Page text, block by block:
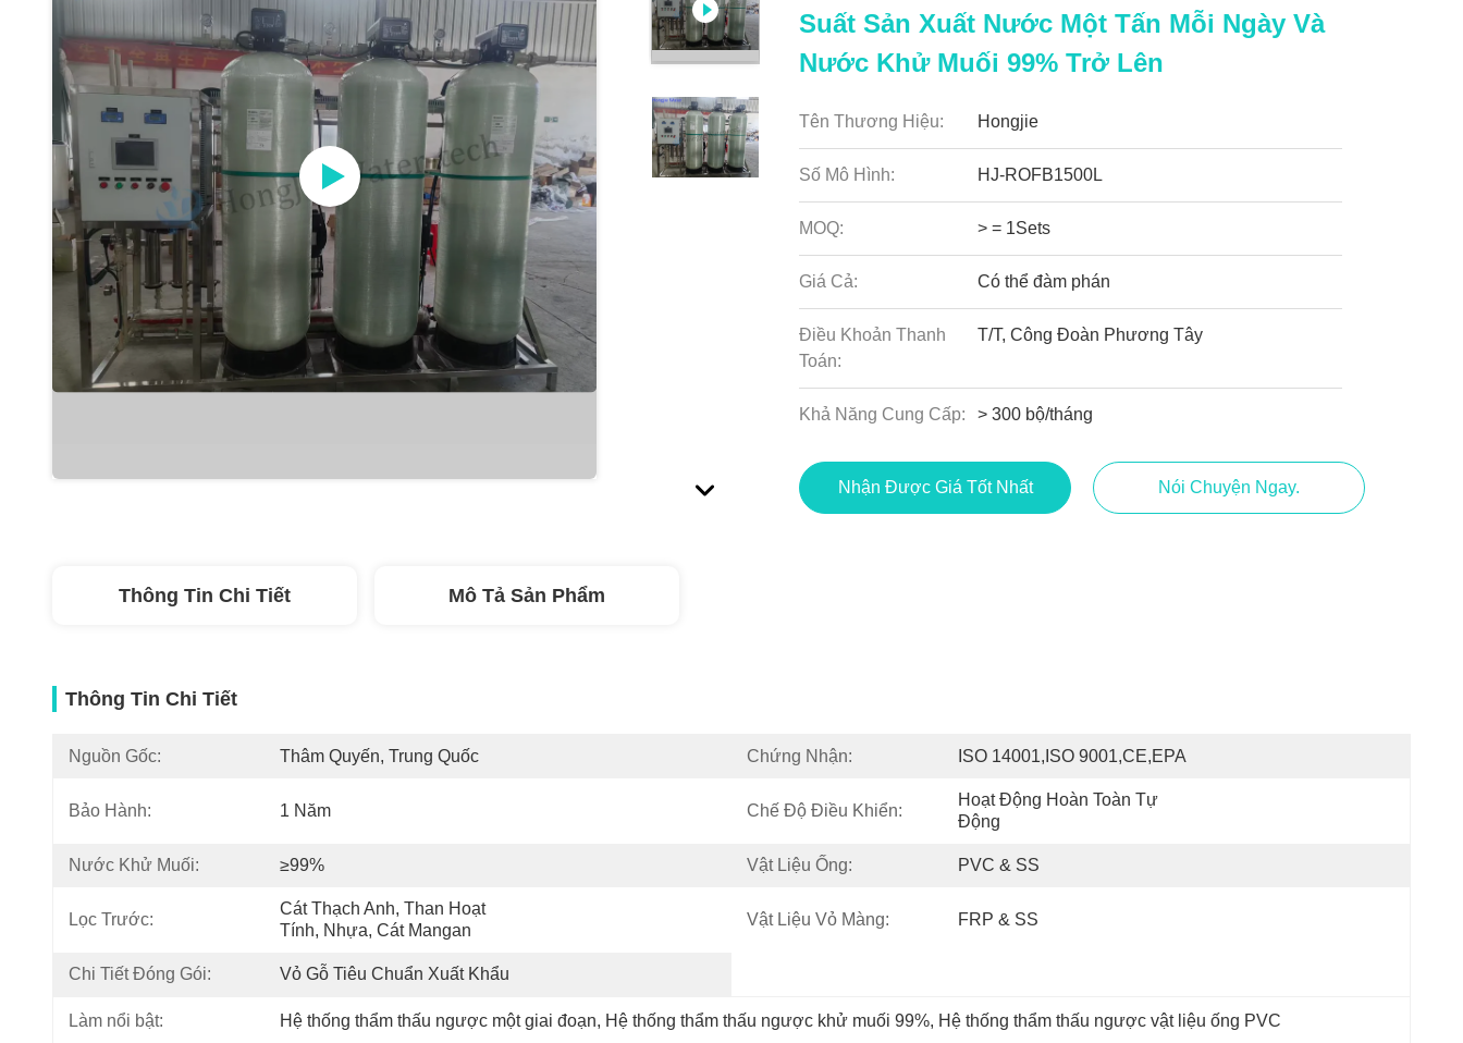
Suất Sản Xuất Nước Một Tấn Mỗi Ngày Và
Nước Khử Muối 99% Trở Lên
Tên Thương Hiệu: Hongjie
Số Mô Hình: HJ-ROFB1500L
MOQ: > = 1Sets
Giá Cả: Có thể đàm phán
Điều Khoản Thanh
Toán:
T/T, Công Đoàn Phương Tây
Khả Năng Cung Cấp: > 300 bộ/tháng
Nhận Được Giá Tốt Nhất Nói Chuyện Ngay.
Thông Tin Chi Tiết Mô Tả Sản Phẩm
Thông Tin Chi Tiết
Nguồn Gốc: Thâm Quyến, Trung Quốc Chứng Nhận: ISO 14001,ISO 9001,CE,EPA
Bảo Hành: 1 Năm Chế Độ Điều Khiển:
Hoạt Động Hoàn Toàn Tự
Động
Nước Khử Muối: ≥99% Vật Liệu Ống: PVC & SS
Lọc Trước:
Cát Thạch Anh, Than Hoạt
Tính, Nhựa, Cát Mangan
Vật Liệu Vỏ Màng: FRP & SS
Chi Tiết Đóng Gói: Vỏ Gỗ Tiêu Chuẩn Xuất Khẩu
Làm nổi bật: Hệ thống thẩm thấu ngược một giai đoạn, Hệ thống thẩm thấu ngược khử muối 99%, Hệ thống thẩm thấu ngược vật liệu ống PVC